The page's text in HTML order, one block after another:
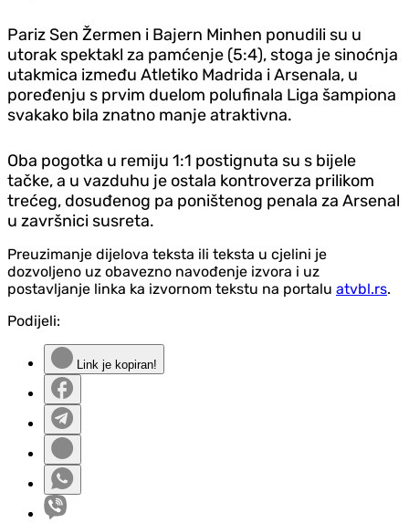
Pariz Sen Žermen i Bajern Minhen ponudili su u
utorak spektakl za pamćenje (5:4), stoga je sinoćnja
utakmica između Atletiko Madrida i Arsenala, u
poređenju s prvim duelom polufinala Liga šampiona
svakako bila znatno manje atraktivna.
Oba pogotka u remiju 1:1 postignuta su s bijele
tačke, a u vazduhu je ostala kontroverza prilikom
trećeg, dosuđenog pa poništenog penala za Arsenal
u završnici susreta.
Preuzimanje dijelova teksta ili teksta u cjelini je
dozvoljeno uz obavezno navođenje izvora i uz
postavljanje linka ka izvornom tekstu na portalu atvbl.rs.
Podijeli:
Link je kopiran!